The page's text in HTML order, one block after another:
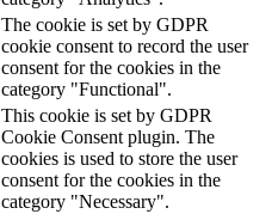
The cookie is set by GDPR
cookie consent to record the user
consent for the cookies in the
category "Functional".
This cookie is set by GDPR
Cookie Consent plugin. The
cookies is used to store the user
consent for the cookies in the
category "Necessary".